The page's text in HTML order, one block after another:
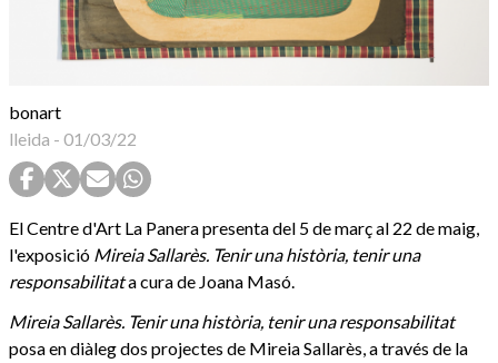
bonart
lleida - 01/03/22
El Centre d'Art La Panera presenta del 5 de març al 22 de maig,
l'exposició Mireia Sallarès. Tenir una història, tenir una
responsabilitata cura de Joana Masó.
Mireia Sallarès. Tenir una història, tenir una responsabilitat
posa en diàleg dos projectes de Mireia Sallarès, a través de la